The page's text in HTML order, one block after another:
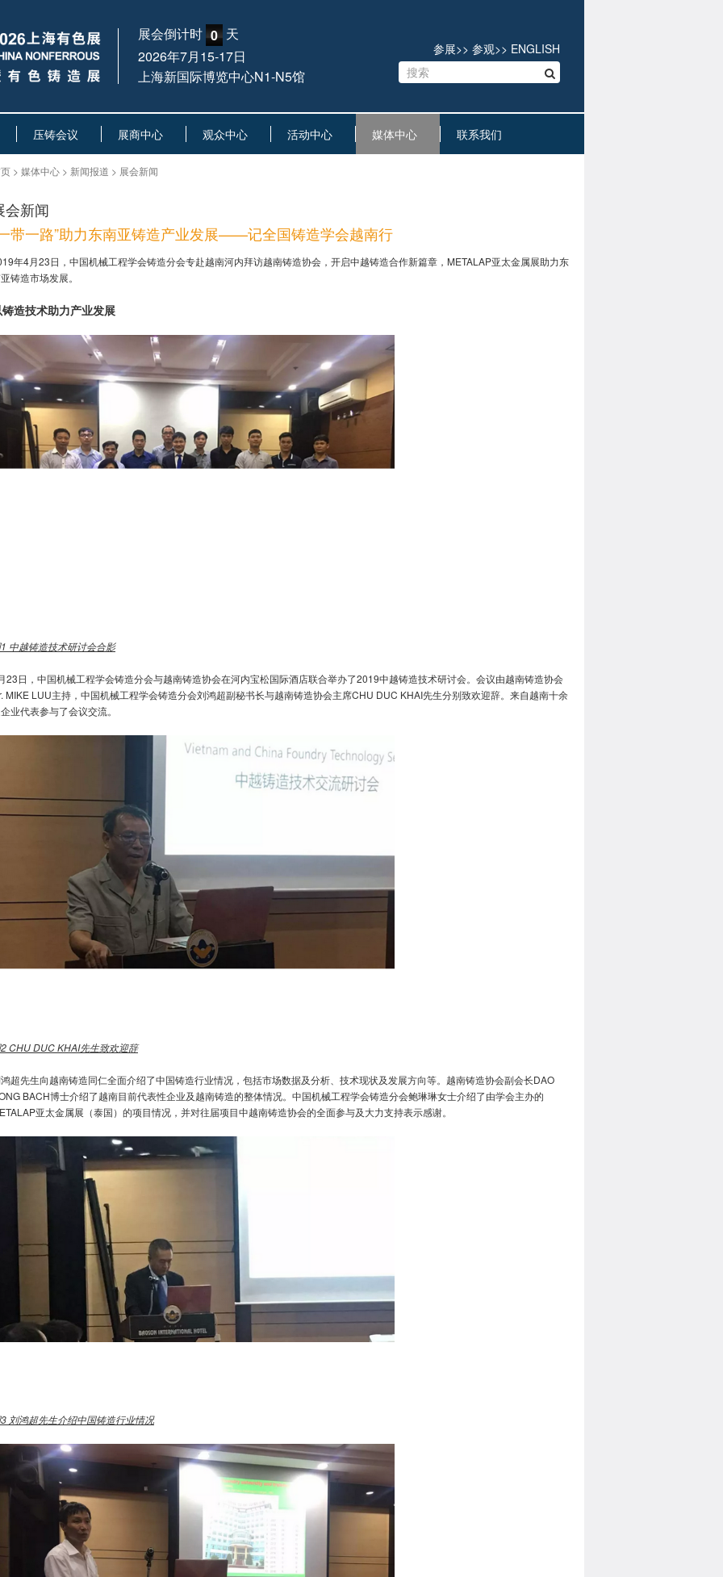
展会倒计时 0 天
2026年7月15-17日
上海新国际博览中心N1-N5馆
参展>> 参观>> ENGLISH
压铸会议 展商中心 观众中心 活动中心 媒体中心 联系我们
> 媒体中心 > 新闻报道 > 展会新闻
会新闻
带一路”助力东南亚铸造产业发展——记全国铸造学会越南行
年4月23日，中国机械工程学会铸造分会专赴越南河内拜访越南铸造协会，开启中越铸造合作新篇章，METALAP亚太金属展助力东
铸造市场发展。
造技术助力产业发展
1 中越铸造技术研讨会合影
23日，中国机械工程学会铸造分会与越南铸造协会在河内宝松国际酒店联合举办了2019中越铸造技术研讨会。会议由越南铸造协会
MIKE LUU主持，中国机械工程学会铸造分会刘鸿超副秘书长与越南铸造协会主席CHU DUC KHAI先生分别致欢迎辞。来自越南十余
业代表参与了会议交流。
2 CHU DUC KHAI先生致欢迎辞
超先生向越南铸造同仁全面介绍了中国铸造行业情况，包括市场数据及分析、技术现状及发展方向等。越南铸造协会副会长DAO
BACH博士介绍了越南目前代表性企业及越南铸造的整体情况。中国机械工程学会铸造分会鲍琳琳女士介绍了由学会主办的
亚太金属展（泰国）的项目情况，并对往届项目中越南铸造协会的全面参与及大力支持表示感谢。
3 刘鸿超先生介绍中国铸造行业情况